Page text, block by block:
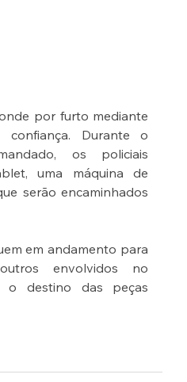
por furto mediante
Durante o
os policiais
uma máquina de
serão encaminhados
em andamento para
envolvidos no
o destino das peças